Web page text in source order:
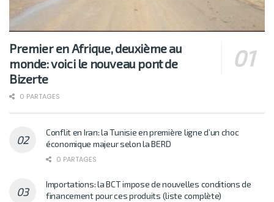
Premier en Afrique, deuxième au
monde: voici le nouveau pont de
Bizerte
0 PARTAGES
Conflit en Iran: la Tunisie en première ligne d’un choc
économique majeur selon la BERD
0 PARTAGES
Importations: la BCT impose de nouvelles conditions de
financement pour ces produits (liste complète)